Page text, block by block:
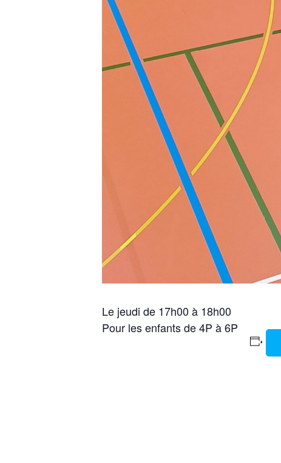
Le jeudi de 17h00 à 18h00
Pour les enfants de 4P à 6P